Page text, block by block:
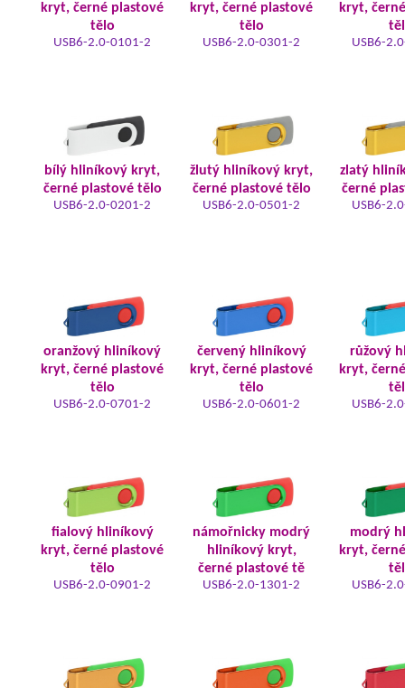
kryt, černé plastové
tělo
USB6-2.0-0101-2
kryt, černé plastové
tělo
USB6-2.0-0301-2
kryt,
USB6-
bílý hliníkový kryt,
černé plastové tělo
USB6-2.0-0201-2
žlutý hliníkový kryt,
černé plastové tělo
USB6-2.0-0501-2
zlatý
černé
USB6-
oranžový hliníkový
kryt, černé plastové
tělo
USB6-2.0-0701-2
červený hliníkový
kryt, černé plastové
tělo
USB6-2.0-0601-2
růžový
kryt,
USB6-
fialový hliníkový
kryt, černé plastové
tělo
USB6-2.0-0901-2
námořnicky modrý
hliníkový kryt,
černé plastové tě
USB6-2.0-1301-2
modrý
kryt,
USB6-